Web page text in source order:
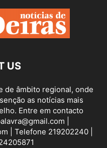
US
de âmbito regional, onde
as notícias mais
Entre em contacto
|
| Telefone 219202240 |